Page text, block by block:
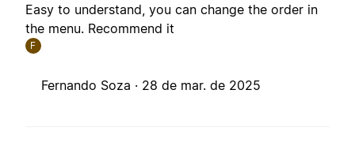
Easy to understand, you can change the order in
the menu. Recommend it
F
Fernando Soza · 28 de mar. de 2025